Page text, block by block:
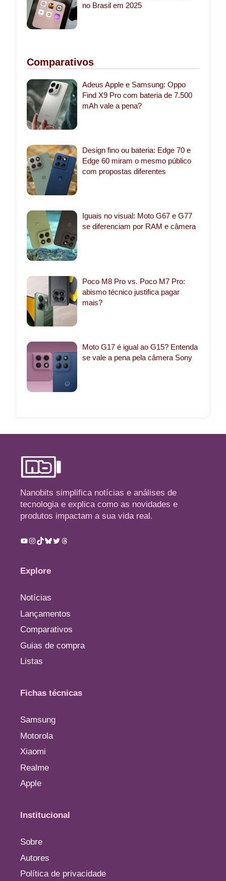
no Brasil em 2025
Comparativos
Adeus Apple e Samsung: Oppo
Find X9 Pro com bateria de 7.500
mAh vale a pena?
Design fino ou bateria: Edge 70 e
Edge 60 miram o mesmo público
com propostas diferentes
Iguais no visual: Moto G67 e G77
se diferenciam por RAM e câmera
Poco M8 Pro vs. Poco M7 Pro:
abismo técnico justifica pagar
mais?
Moto G17 é igual ao G15? Entenda
se vale a pena pela câmera Sony
Nanobits simplifica notícias e análises de
tecnologia e explica como as novidades e
produtos impactam a sua vida real.
Youtube
Instagram
TikTok
Bluesky
TwitterThreads
Explore
Notícias
Lançamentos
Comparativos
Guias de compra
Listas
Fichas técnicas
Samsung
Motorola
Xiaomi
Realme
Apple
Institucional
Sobre
Autores
Política de privacidade